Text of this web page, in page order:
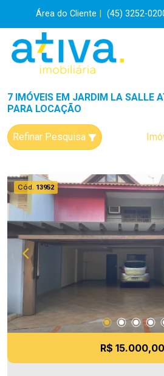
Área do Cliente (45) 3252-
7 IMÓVEIS EM JARDIM LA SALLE
PARA LOCAÇÃO
Refinar Pesquisa
Cód. 13952
R$